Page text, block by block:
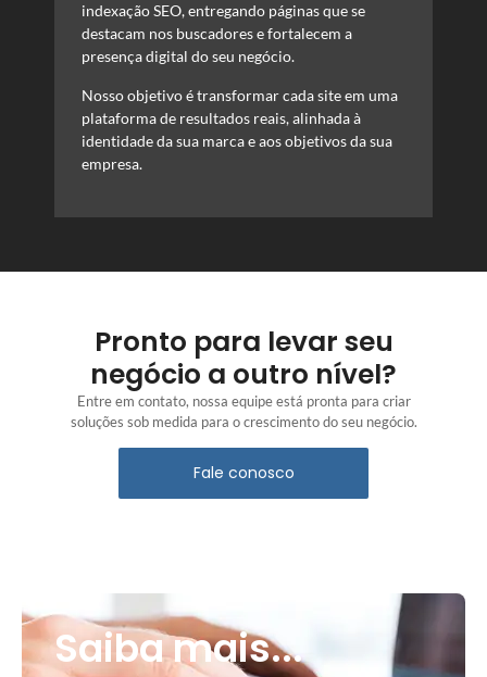
indexação SEO, entregando páginas que se
destacam nos buscadores e fortalecem a
presença digital do seu negócio.
Nosso objetivo é transformar cada site em uma
plataforma de resultados reais, alinhada à
identidade da sua marca e aos objetivos da sua
empresa.
Pronto para levar seu
negócio a outro nível?
Entre em contato, nossa equipe está pronta para criar
soluções sob medida para o crescimento do seu negócio.
Fale conosco
Saiba mais...